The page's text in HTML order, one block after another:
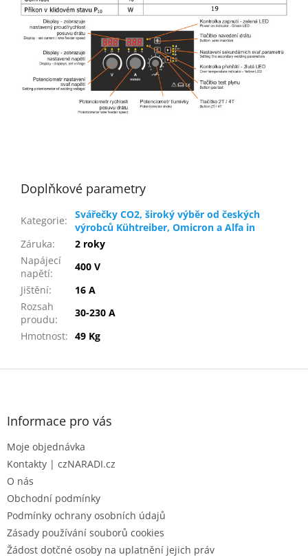
Doplňkové parametry
Kategorie:
Svářečky CO2, široký výběr od českých
výrobců Kühtreiber, Omicron a Alfa in
Záruka:
2 roky
Napájecí
napětí:
400 V
Jištění:
16 A
Rozsah
proudu:
30-230 A
Hmotnost: 49 Kg
Z
Informace pro vás
Moje objednávka
Kontakty | czNARADI.cz
O nás
Obchodní podmínky
Podmínky ochrany osobních údajů
Zásady používání souborů cookies
Žádost dotčné osoby na uplatnění jejich práv